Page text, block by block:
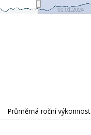
01.01.2024
Průměrná roční výkonnost